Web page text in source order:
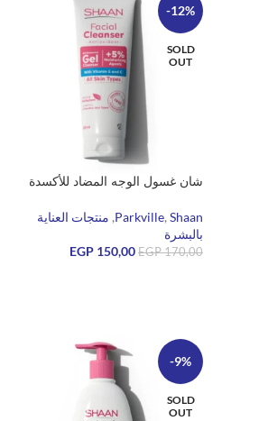
-12%
SOLD
OUT
شان غسول ​​الوجه المضاد للأكسدة
Parkville,Shaan
, منتجات العناية
بالبشرة
EGP170,00
EGP 150,00
-9%
SOLD
OUT